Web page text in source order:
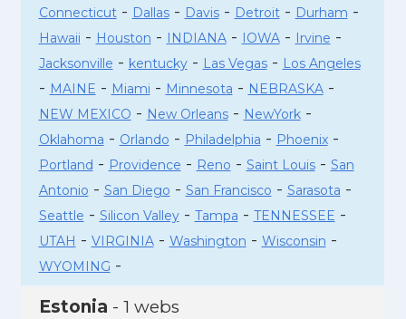
Connecticut- Dallas- Davis- Detroit- Durham -
Hawaii - Houston - INDIANA- IOWA- Irvine -
Jacksonville - kentucky- Las Vegas- Los Angeles
- MAINE - Miami - Minnesota - NEBRASKA-
NEW MEXICO - New Orleans- NewYork-
Oklahoma - Orlando - Philadelphia - Phoenix-
Portland - Providence - Reno - Saint Louis- San
Antonio - San Diego - San Francisco - Sarasota -
Seattle - Silicon Valley- Tampa - TENNESSEE -
UTAH - VIRGINIA- Washington - Wisconsin -
WYOMING -
Estonia - 1 webs